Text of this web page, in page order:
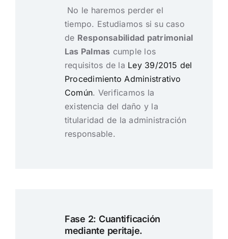
No le haremos perder el
tiempo. Estudiamos si su caso
de Responsabilidad patrimonial
Las Palmas cumple los
requisitos de la Ley 39/2015 del
Procedimiento Administrativo
Común. Verificamos la
existencia del daño y la
titularidad de la administración
responsable.
Fase 2: Cuantificación
mediante peritaje.